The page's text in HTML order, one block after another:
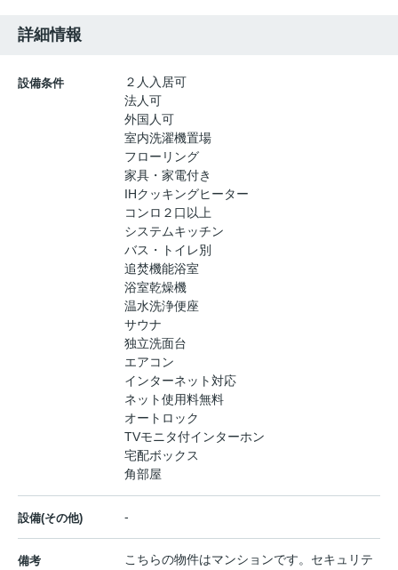
詳細情報
設備条件
２人入居可
法人可
外国人可
室内洗濯機置場
フローリング
家具・家電付き
IHクッキングヒーター
コンロ２口以上
システムキッチン
バス・トイレ別
追焚機能浴室
浴室乾燥機
温水洗浄便座
サウナ
独立洗面台
エアコン
インターネット対応
ネット使用料無料
オートロック
TVモニタ付インターホン
宅配ボックス
角部屋
設備(その他) -
備考
こちらの物件はマンションです。セキュリテ